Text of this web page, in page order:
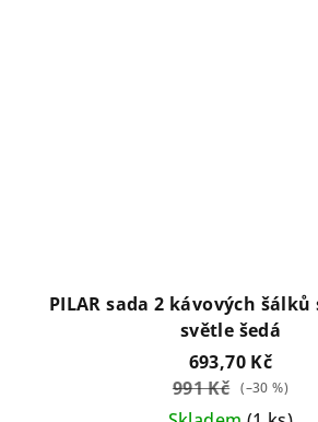
PILAR sada 2 kávových
světle šedá
693,70 Kč
991 Kč (–30 %)